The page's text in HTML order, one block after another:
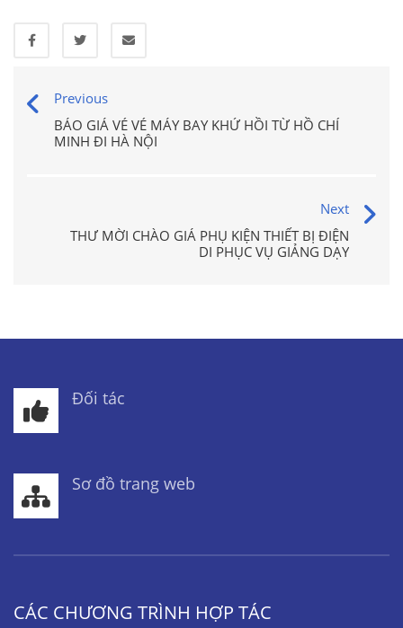
Previous
BÁO GIÁ VÉ VÉ MÁY BAY KHỨ HỒI TỪ HỒ CHÍ
MINH ĐI HÀ NỘI
Next
THƯ MỜI CHÀO GIÁ PHỤ KIỆN THIẾT BỊ ĐIỆN
DI PHỤC VỤ GIẢNG DẠY
Đối tác
Sơ đồ trang web
CÁC CHƯƠNG TRÌNH HỢP TÁC